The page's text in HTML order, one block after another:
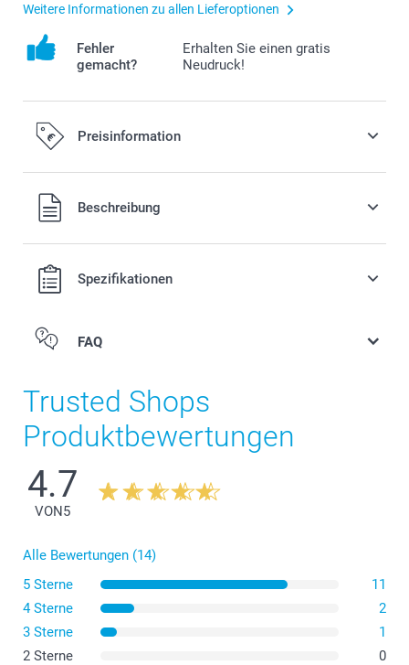
Weitere Informationen zu allen Lieferoptionen
Fehler
gemacht?
Erhalten Sie einen gratis
Neudruck!
Preisinformation
Alle Preise verstehen sich in EURO (€) inkl. MwSt. und zzgl.
Versandkosten.Beschreibung
Spezifikationen
Hartschalen-Brillenetui
FAQ
Trusted Shops
Produktbewertungen
4.7
VON5
Alle Bewertungen (14)
5 Sterne
11
4 Sterne
2
3 Sterne
1
2 Sterne
0